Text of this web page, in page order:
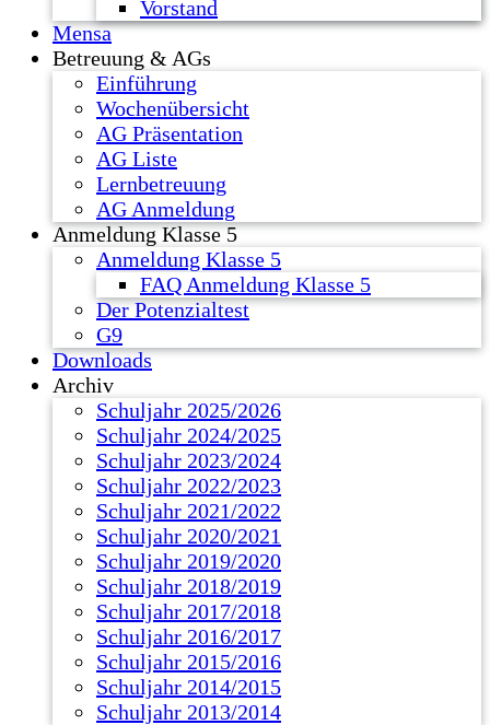
Vorstand
Mensa
Betreuung & AGs
Einführung
Wochenübersicht
AG Präsentation
AG Liste
Lernbetreuung
AG Anmeldung
Anmeldung Klasse 5
Anmeldung Klasse 5
FAQ Anmeldung Klasse 5
Der Potenzialtest
G9
Downloads
Archiv
Schuljahr 2025/2026
Schuljahr 2024/2025
Schuljahr 2023/2024
Schuljahr 2022/2023
Schuljahr 2021/2022
Schuljahr 2020/2021
Schuljahr 2019/2020
Schuljahr 2018/2019
Schuljahr 2017/2018
Schuljahr 2016/2017
Schuljahr 2015/2016
Schuljahr 2014/2015
Schuljahr 2013/2014